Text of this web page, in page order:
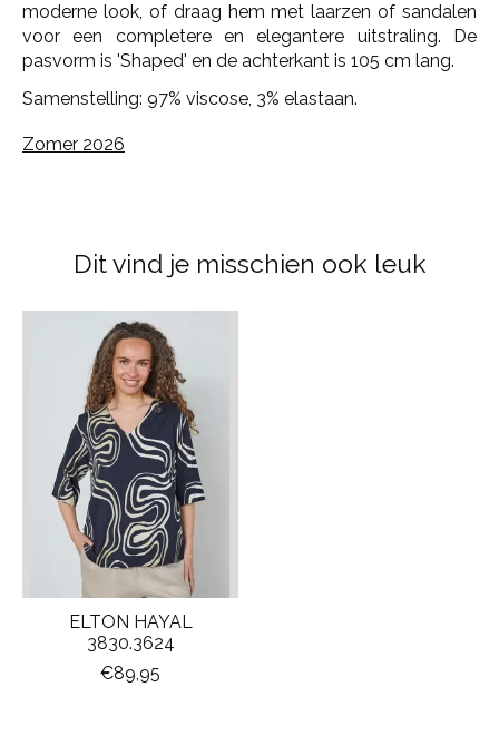
moderne look, of draag hem met laarzen of sandalen
voor een completere en elegantere uitstraling.
De
pasvorm is 'Shaped' en de achterkant is 105 cm lang.
Samenstelling: 97% viscose, 3% elastaan.
Zomer 2026
Dit vind je misschien ook leuk
Items van productcarrousel
ELTON HAYAL
3830.3624
€89,95